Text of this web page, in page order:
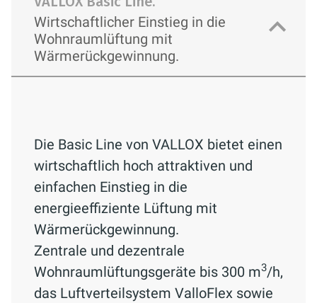
Wirtschaftlicher Einstieg in die
Wohnraumlüftung mit
Wärmerückgewinnung.
Die Basic Line von VALLOX bietet einen
wirtschaftlich hoch attraktiven und
einfachen Einstieg in die
energieeffiziente Lüftung mit
Wärmerückgewinnung.
Zentrale und dezentrale
Wohnraumlüftungsgeräte bis 300 m3/h,
das Luftverteilsystem ValloFlex sowie